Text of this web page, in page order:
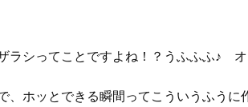
ラシってことですよね！？うふふふ♪ オ
、ホッとできる瞬間ってこういうふう